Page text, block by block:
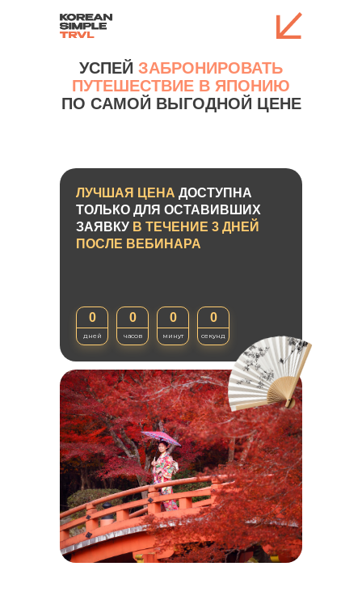
УСПЕЙ ЗАБРОНИРОВАТЬ
ПУТЕШЕСТВИЕ В ЯПОНИЮ
ПО САМОЙ ВЫГОДНОЙ ЦЕНЕ
ЛУЧШАЯ ЦЕНА ДОСТУПНА
ТОЛЬКО ДЛЯ ОСТАВИВШИХ
ЗАЯВКУ В ТЕЧЕНИЕ 3 ДНЕЙ
ПОСЛЕ ВЕБИНАРА
0
дней
0
часов
0
минут
0
секунд